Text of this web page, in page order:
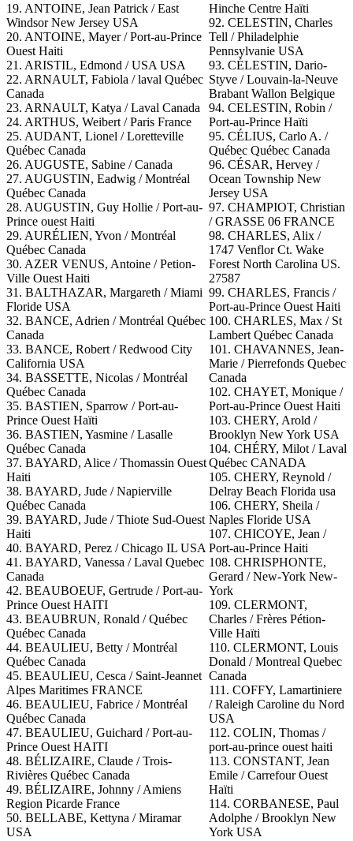
19. ANTOINE, Jean Patrick / East
Windsor New Jersey USA
20. ANTOINE, Mayer / Port-au-Prince
Ouest Haiti
21. ARISTIL, Edmond / USA USA
22. ARNAULT, Fabiola / laval Québec
Canada
23. ARNAULT, Katya / Laval Canada
24. ARTHUS, Weibert / Paris France
25. AUDANT, Lionel / Loretteville
Québec Canada
26. AUGUSTE, Sabine / Canada
27. AUGUSTIN, Eadwig / Montréal
Québec Canada
28. AUGUSTIN, Guy Hollie / Port-au-
Prince ouest Haiti
29. AURÉLIEN, Yvon / Montréal
Québec Canada
30. AZER VENUS, Antoine / Petion-
Ville Ouest Haiti
31. BALTHAZAR, Margareth / Miami
Floride USA
32. BANCE, Adrien / Montréal Québec
Canada
33. BANCE, Robert / Redwood City
California USA
34. BASSETTE, Nicolas / Montréal
Québec Canada
35. BASTIEN, Sparrow / Port-au-
Prince Ouest Haïti
36. BASTIEN, Yasmine / Lasalle
Québec Canada
37. BAYARD, Alice / Thomassin Ouest
Haiti
38. BAYARD, Jude / Napierville
Québec Canada
39. BAYARD, Jude / Thiote Sud-Ouest
Haiti
40. BAYARD, Perez / Chicago IL USA
41. BAYARD, Vanessa / Laval Quebec
Canada
42. BEAUBOEUF, Gertrude / Port-au-
Prince Ouest HAITI
43. BEAUBRUN, Ronald / Québec
Québec Canada
44. BEAULIEU, Betty / Montréal
Québec Canada
45. BEAULIEU, Cesca / Saint-Jeannet
Alpes Maritimes FRANCE
46. BEAULIEU, Fabrice / Montréal
Québec Canada
47. BEAULIEU, Guichard / Port-au-
Prince Ouest HAITI
48. BÉLIZAIRE, Claude / Trois-
Rivières Québec Canada
49. BÉLIZAIRE, Johnny / Amiens
Region Picarde France
50. BELLABE, Kettyna / Miramar
USA
Hinche Centre Haïti
92. CELESTIN, Charles
Tell / Philadelphie
Pennsylvanie USA
93. CÉLESTIN, Dario-
Styve / Louvain-la-Neuve
Brabant Wallon Belgique
94. CELESTIN, Robin /
Port-au-Prince Haïti
95. CÉLIUS, Carlo A. /
Québec Québec Canada
96. CÉSAR, Hervey /
Ocean Township New
Jersey USA
97. CHAMPIOT, Christian
/ GRASSE 06 FRANCE
98. CHARLES, Alix /
1747 Venflor Ct. Wake
Forest North Carolina US.
27587
99. CHARLES, Francis /
Port-au-Prince Ouest Haiti
100. CHARLES, Max / St
Lambert Québec Canada
101. CHAVANNES, Jean-
Marie / Pierrefonds Quebec
Canada
102. CHAYET, Monique /
Port-au-Prince Ouest Haiti
103. CHERY, Arold /
Brooklyn New York USA
104. CHÉRY, Milot / Laval
Québec CANADA
105. CHERY, Reynold /
Delray Beach Florida usa
106. CHERY, Sheila /
Naples Floride USA
107. CHICOYE, Jean /
Port-au-Prince Haiti
108. CHRISPHONTE,
Gerard / New-York New-
York
109. CLERMONT,
Charles / Frères Pétion-
Ville Haïti
110. CLERMONT, Louis
Donald / Montreal Quebec
Canada
111. COFFY, Lamartiniere
/ Raleigh Caroline du Nord
USA
112. COLIN, Thomas /
port-au-prince ouest haiti
113. CONSTANT, Jean
Emile / Carrefour Ouest
Haïti
114. CORBANESE, Paul
Adolphe / Brooklyn New
York USA